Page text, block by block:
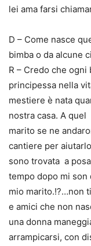
lei ama farsi
D – Come nasce
bimba o da alcune
R – Credo che
principessa nella
mestiere è nata
nostra casa. A
marito se ne
cantiere per
sono trovata a
tempo dopo mi
mio marito.!?…non
e amici che non
una donna
arrampicarsi, con